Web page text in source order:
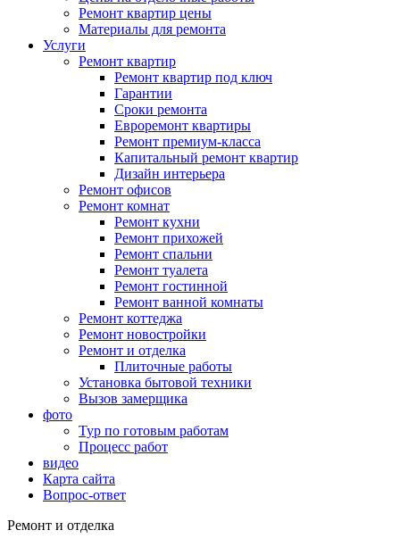
Ремонт квартир цены
Материалы для ремонта
Услуги
Ремонт квартир
Ремонт квартир под ключ
Гарантии
Сроки ремонта
Евроремонт квартиры
Ремонт премиум-класса
Капитальный ремонт квартир
Дизайн интерьера
Ремонт офисов
Ремонт комнат
Ремонт кухни
Ремонт прихожей
Ремонт спальни
Ремонт туалета
Ремонт гостинной
Ремонт ванной комнаты
Ремонт коттеджа
Ремонт новостройки
Ремонт и отделка
Плиточные работы
Установка бытовой техники
Вызов замерщика
фото
Тур по готовым работам
Процесс работ
видео
Карта сайта
Вопрос-ответ
Ремонт и отделка